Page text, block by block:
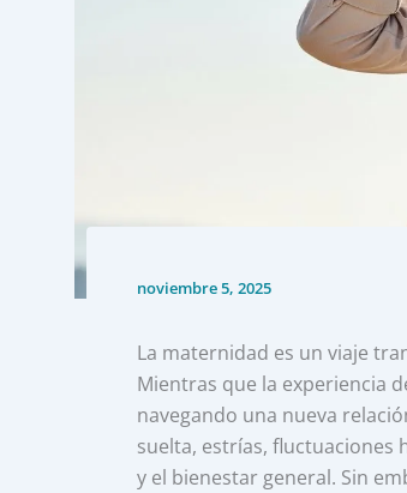
noviembre 5, 2025
La maternidad es un viaje
Mientras que la experiencia
navegando una nueva
suelta, estrías, fluctuaciones
y el bienestar general. Sin